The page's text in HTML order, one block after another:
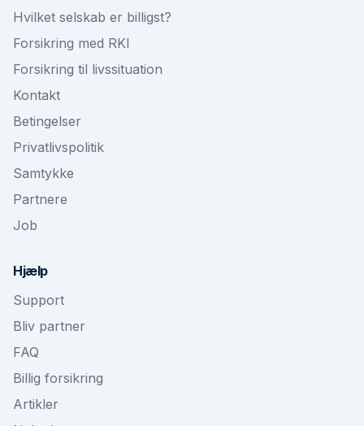
Hvilket selskab er billigst?
Forsikring med RKI
Forsikring til livssituation
Kontakt
Betingelser
Privatlivspolitik
Samtykke
Partnere
Job
Hjælp
Support
Bliv partner
FAQ
Billig forsikring
Artikler